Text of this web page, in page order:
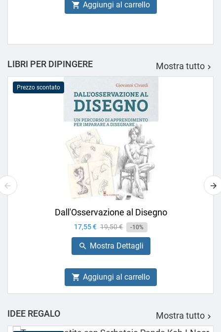
 Aggiungi al carrello
LIBRI PER DIPINGERE Mostra tutto 
Prezzo scontato
Dall'Osservazione al Disegno
Prezzo
17,55 € Prezzo
base
19,50 € -10%
 Mostra Dettagli
 Aggiungi al carrello
IDEE REGALO Mostra tutto 